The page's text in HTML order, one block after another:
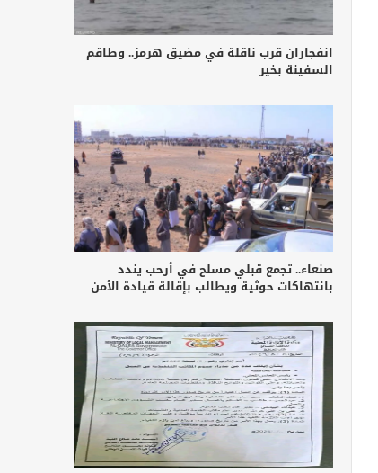
انفجاران قرب ناقلة في مضيق هرمز.. وطاقم
السفينة بخير
صنعاء.. تجمع قبلي مسلح في أرحب يندد
بانتهاكات حوثية ويطالب بإقالة قيادة الأمن